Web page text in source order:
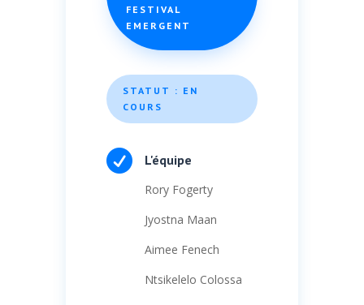
FESTIVAL
EMERGENT
STATUT : EN
COURS
 L'équipe
Rory Fogerty
Jyostna Maan
Aimee Fenech
Ntsikelelo Colossa